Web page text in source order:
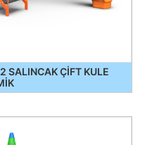
SALINCAK ÇİFT KULE